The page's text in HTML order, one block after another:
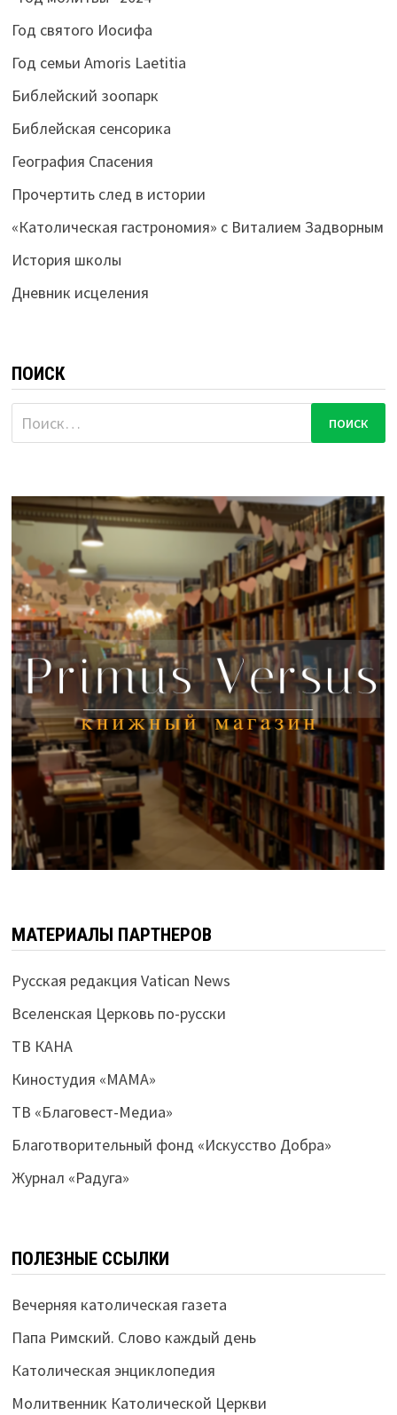
Год святого Иосифа
Год семьи Amoris Laetitia
Библейский зоопарк
Библейская сенсорика
География Спасения
Прочертить след в истории
«Католическая гастрономия» с Виталием Задворным
История школы
Дневник исцеления
ПОИСК
Найти:
МАТЕРИАЛЫ ПАРТНЕРОВ
Русская редакция Vatican News
Вселенская Церковь по-русски
ТВ КАНА
Киностудия «МАМА»
ТВ «Благовест-Медиа»
Благотворительный фонд «Искусство Добра»
Журнал «Радуга»
ПОЛЕЗНЫЕ ССЫЛКИ
Вечерняя католическая газета
Папа Римский. Слово каждый день
Католическая энциклопедия
Молитвенник Католической Церкви